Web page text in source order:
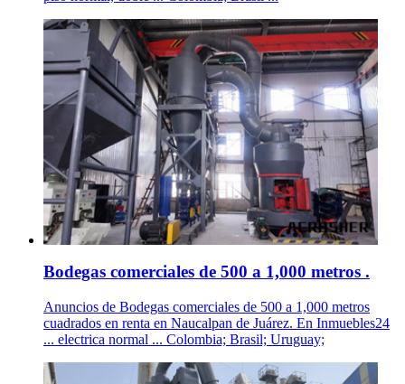
Bodegas comerciales de 500 a 1,000 metros .
Anuncios de Bodegas comerciales de 500 a 1,000 metros
cuadrados en renta en Naucalpan de Juárez. En Inmuebles24
... electrica normal ... Colombia; Brasil; Uruguay;